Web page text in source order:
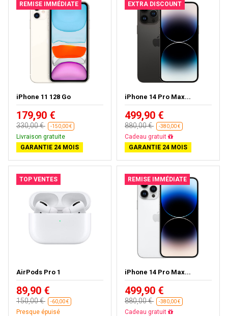
REMISE IMMÉDIATE
iPhone 11 128 Go
179,90 €
330,00 € -150,00 €
Livraison gratuite
GARANTIE 24 MOIS
EXTRA DISCOUNT
iPhone 14 Pro Max...
499,90 €
880,00 € -380,00 €
Cadeau gratuit
GARANTIE 24 MOIS
TOP VENTES
AirPods Pro 1
89,90 €
150,00 € -60,00 €
Presque épuisé
REMISE IMMÉDIATE
iPhone 14 Pro Max...
499,90 €
880,00 € -380,00 €
Cadeau gratuit